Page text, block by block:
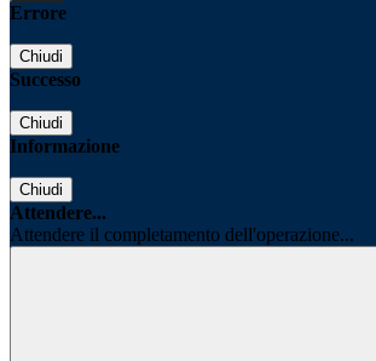
Errore
Chiudi
Successo
Chiudi
Informazione
Chiudi
Attendere...
Attendere il completamento dell'operazione...